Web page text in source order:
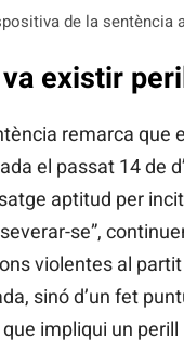
de la sentència
va existir
remarca que
el passat 14 de
aptitud per
se”,
violentes al partit
sinó d’un fet
impliqui un